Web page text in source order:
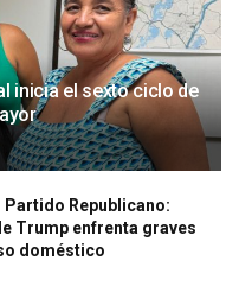
inicia el sexto ciclo de
Partido Republicano:
Trump enfrenta graves
doméstico